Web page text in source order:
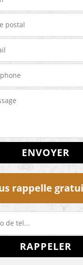
rappelle